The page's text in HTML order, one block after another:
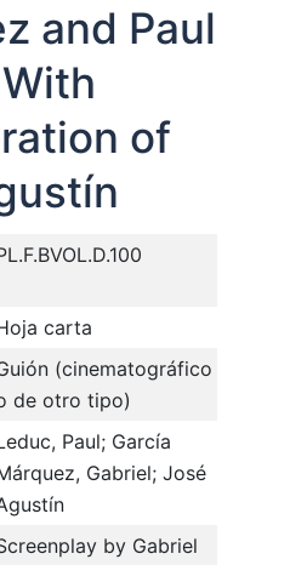
and Paul
of
carta
(cinematográfico
de otro tipo)
Paul; García
Gabriel; José
by Gabriel